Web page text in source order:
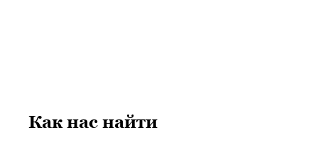
Как нас найти